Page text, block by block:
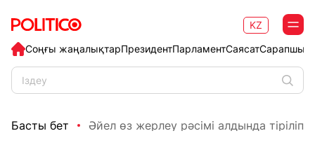
Соңғы жаңалықтарПрезидентПарламентСаясат
KZ
Басты бет Әйел өз жерлеу рәсімі алдында тіріліп